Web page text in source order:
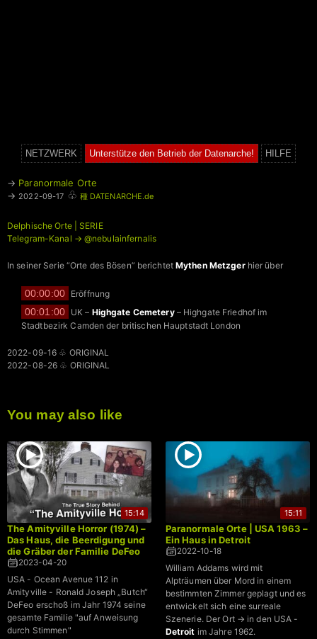
NETZWERK Unterstütze den Betrieb der Datenarche! HILFE
→ Paranormale Orte
→ 2022-09-17 ♧ 種 DATENARCHE.de
Delphische Orte | SERIE
Telegram-Kanal → @nebulainfernalis
In seiner Serie “Orte des Bösen” berichtetMythen Metzgerhier über
00:00:00 Eröffnung
00:01:00 UK – Highgate Cemetery– Highgate Friedhof im
Stadtbezirk Camden der britischen Hauptstadt London
2022-09-16 ♧ ORIGINAL
2022-08-26 ♧ ORIGINAL
You may also like
15:14
The Amityville Horror (1974) –
Das Haus, die Beerdigung und
die Gräber der Familie DeFeo
2023-04-20
USA - Ocean Avenue 112 in
Amityville - Ronald Joseph „Butch“
DeFeo erschoß im Jahr 1974 seine
gesamte Familie "auf Anweisung
durch Stimmen"
15:11
Paranormale Orte | USA 1963 –
Ein Haus in Detroit
2022-10-18
William Addams wird mit
Alpträumen über Mord in einem
bestimmten Zimmer geplagt und es
entwickelt sich eine surreale
Szenerie. Der Ort → in den USA -
Detroit im Jahre 1962.